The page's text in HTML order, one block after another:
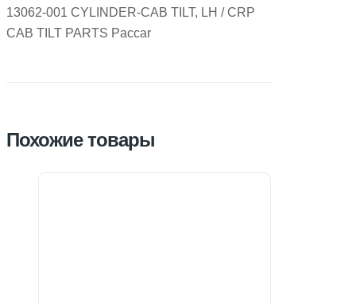
13062-001 CYLINDER-CAB TILT, LH / CRP
CAB TILT PARTS Paccar
Похожие товары